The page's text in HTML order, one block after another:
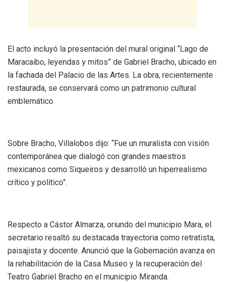
El acto incluyó la presentación del mural original “Lago de
Maracaibo, leyendas y mitos” de Gabriel Bracho, ubicado en
la fachada del Palacio de las Artes. La obra, recientemente
restaurada, se conservará como un patrimonio cultural
emblemático.
Sobre Bracho, Villalobos dijo: “Fue un muralista con visión
contemporánea que dialogó con grandes maestros
mexicanos como Siqueiros y desarrolló un hiperrealismo
crítico y político”.
Respecto a Cástor Almarza, oriundo del municipio Mara, el
secretario resaltó su destacada trayectoria como retratista,
paisajista y docente. Anunció que la Gobernación avanza en
la rehabilitación de la Casa Museo y la recuperación del
Teatro Gabriel Bracho en el municipio Miranda.